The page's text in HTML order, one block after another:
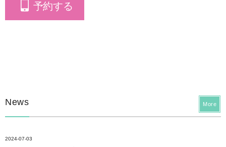
予約する
News
2024-07-03
More